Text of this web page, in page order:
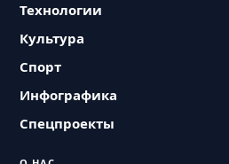
Технологии
Культура
Спорт
Инфографика
Спецпроекты